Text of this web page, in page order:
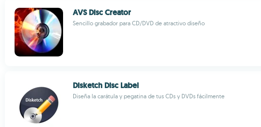
AVS Disc Creator
Sencillo grabador para CD/DVD de atractivo diseño
Disketch Disc Label
Diseña la carátula y pegatina de tus CDs y DVDs fácilmente